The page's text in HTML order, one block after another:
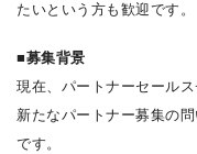
たいという方も歓迎です。
■募集背景
現在、パートナーセール
新たなパートナー募集の
です。